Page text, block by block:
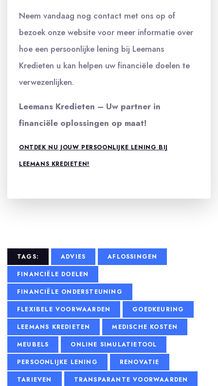
Neem vandaag nog contact met ons op of
bezoek onze website voor meer informatie over
hoe een persoonlijke lening bij Leemans
Kredieten u kan helpen uw financiële doelen te
verwezenlijken.
Leemans Kredieten – Uw partner in
financiële oplossingen op maat!
ONTDEK NU JOUW PERSOONLIJKE LENING BIJ
LEEMANS KREDIETEN!
TAGS: ADVIES
AFLOSSINGEN
FINANCIËLE DOELEN
FINANCIËLE ONDERSTEUNING
FLEXIBELE VOORWAARDEN
GOEDKEURING
LEEMANS KREDIETEN
MEDISCHE KOSTEN
MEUBELS
ONLINE SIMULATIETOOL
PERSOONLIJKE LENING
RENOVATIE
TARIEVEN
TRANSPARANTE VOORWAARDEN